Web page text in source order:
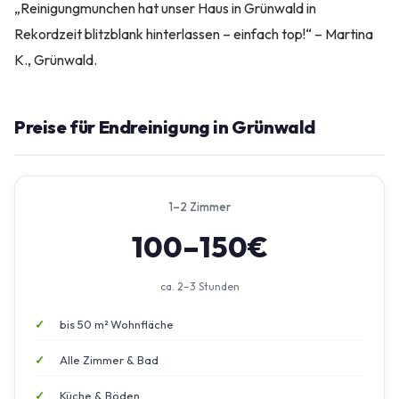
„Reinigungmunchen hat unser Haus in Grünwald in
Rekordzeit blitzblank hinterlassen – einfach top!“ – Martina
K., Grünwald.
Preise für Endreinigung in Grünwald
1–2 Zimmer
100–150€
ca. 2–3 Stunden
bis 50 m² Wohnfläche
Alle Zimmer & Bad
Küche & Böden